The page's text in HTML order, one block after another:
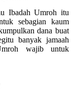
Ibadah Umroh itu
sebagian kaum
dana buat
banyak jamaah
wajib untuk